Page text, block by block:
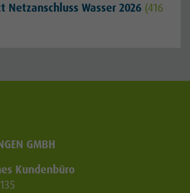
Netzanschluss Wasser 2026 (416
GMBH
Kundenbüro